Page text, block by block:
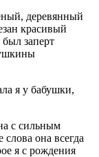
деревянный
красивый
заперт
я у бабушки,
с сильным
она всегда
я с рождения